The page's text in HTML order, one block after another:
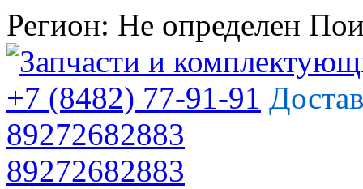
Регион: Не определен
+7 (8482) 77-91-91
89272682883
89272682883